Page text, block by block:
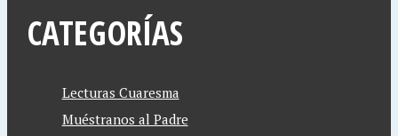
CATEGORÍAS
Lecturas Cuaresma
Muéstranos al Padre